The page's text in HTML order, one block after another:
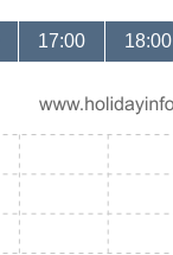
17:00 18:00